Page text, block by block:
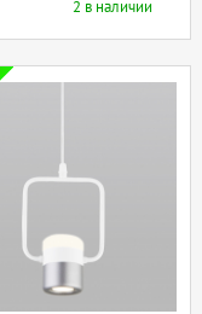
2 в наличии